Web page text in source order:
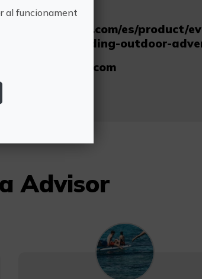
siestaadvisor.com/es/product/
team-building-outdoor-
367
Advisor
al funcionament